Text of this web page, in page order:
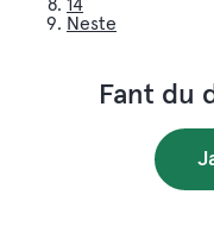
14
Neste
Fant du